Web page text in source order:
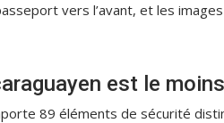
vers l’avant, et les
est le
89 éléments de sécurité